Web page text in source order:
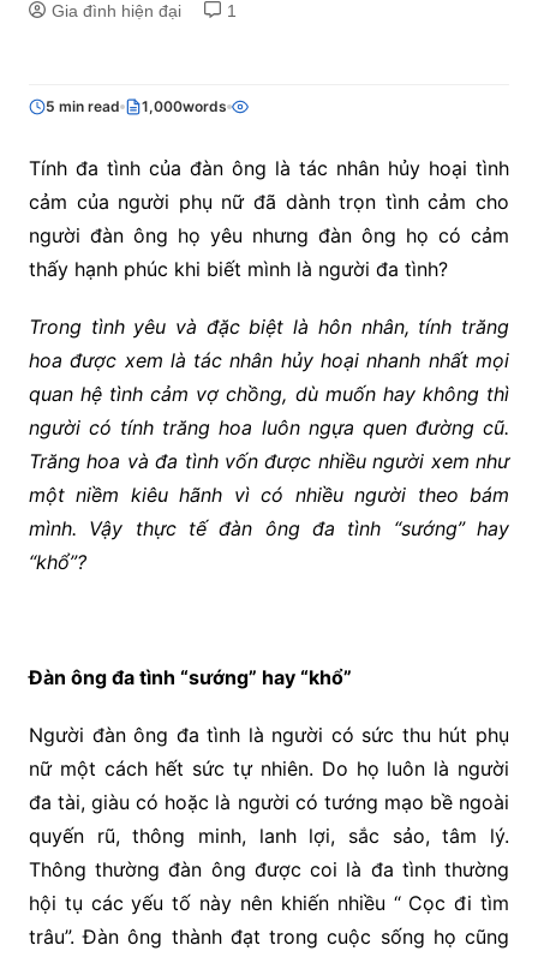
Gia đình hiện đại 1
5 min read 1,000words
Tính đa tình của đàn ông là tác nhân hủy hoại tình
cảm của người phụ nữ đã dành trọn tình cảm cho
người đàn ông họ yêu nhưng đàn ông họ có cảm
thấy hạnh phúc khi biết mình là người đa tình?
Trong tình yêu và đặc biệt là hôn nhân, tính trăng
hoa được xem là tác nhân hủy hoại nhanh nhất mọi
quan hệ tình cảm vợ chồng, dù muốn hay không thì
người có tính trăng hoa luôn ngựa quen đường cũ.
Trăng hoa và đa tình vốn được nhiều người xem như
một niềm kiêu hãnh vì có nhiều người theo bám
mình. Vậy thực tế đàn ông đa tình “sướng” hay
“khổ”?
Đàn ông đa tình “sướng” hay “khổ”
Người đàn ông đa tình là người có sức thu hút phụ
nữ một cách hết sức tự nhiên. Do họ luôn là người
đa tài, giàu có hoặc là người có tướng mạo bề ngoài
quyến rũ, thông minh, lanh lợi, sắc sảo, tâm lý.
Thông thường đàn ông được coi là đa tình thường
hội tụ các yếu tố này nên khiến nhiều “ Cọc đi tìm
trâu”. Đàn ông thành đạt trong cuộc sống họ cũng